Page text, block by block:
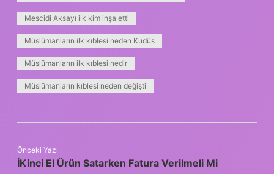
Mescidi Aksayı ilk kim inşa etti
Müslümanların ilk kıblesi neden Kudüs
Müslümanların ilk kıblesi nedir
Müslümanların kıblesi neden değişti
Önceki Yazı
İKinci El Ürün Satarken Fatura Verilmeli Mi